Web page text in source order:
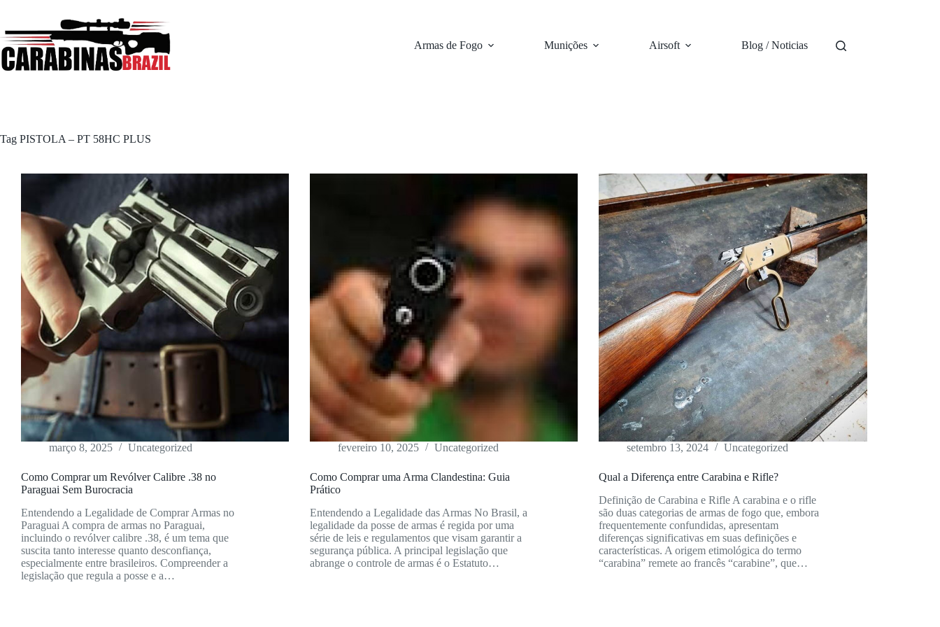
conteúdo
Armas de Fogo Munições Airsoft Blog / Noticias
Tag PISTOLA – PT 58HC PLUS
março 8, 2025 Uncategorized
Como Comprar um Revólver Calibre .38 no
Paraguai Sem Burocracia
Entendendo a Legalidade de Comprar Armas no
Paraguai A compra de armas no Paraguai,
incluindo o revólver calibre .38, é um tema que
suscita tanto interesse quanto desconfiança,
especialmente entre brasileiros. Compreender a
legislação que regula a posse e a…
fevereiro 10, 2025 Uncategorized
Como Comprar uma Arma Clandestina: Guia
Prático
Entendendo a Legalidade das Armas No Brasil, a
legalidade da posse de armas é regida por uma
série de leis e regulamentos que visam garantir a
segurança pública. A principal legislação que
abrange o controle de armas é o Estatuto…
setembro 13, 2024 Uncategorized
Qual a Diferença entre Carabina e Rifle?
Definição de Carabina e Rifle A carabina e o rifle
são duas categorias de armas de fogo que, embora
frequentemente confundidas, apresentam
diferenças significativas em suas definições e
características. A origem etimológica do termo
“carabina” remete ao francês “carabine”, que…